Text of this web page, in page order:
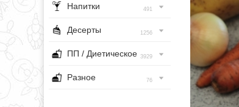
Напитки 491
Десерты 1256
ПП / Диетическое 3929
Разное 76